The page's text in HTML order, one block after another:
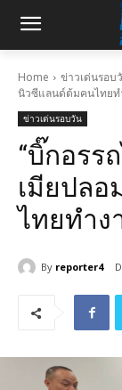
Home ข่าวเด่นรอบ
นิวซีแลนด์ต้มคนไทยท
ข่าวเด่นรอบวัน
“บิ๊กอรร
เมียปล
ไทยทำง
By reporter4